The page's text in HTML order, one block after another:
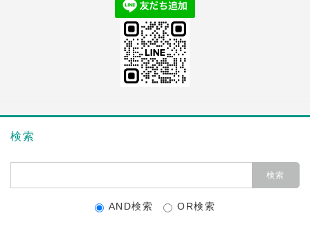
検索
AND検索 OR検索